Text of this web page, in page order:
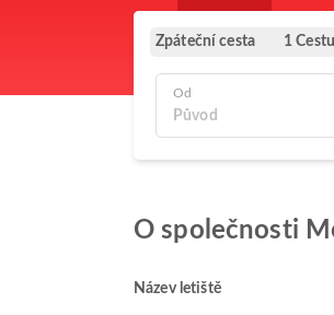
Zpáteční cesta 1
Od
O společnosti
Název letiště